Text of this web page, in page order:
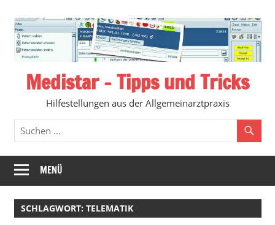
Inhalt
springen
Medistar – Tipps und Tricks
Hilfestellungen aus der Allgemeinarztpraxis
MENÜ
SCHLAGWORT: TELEMATIK